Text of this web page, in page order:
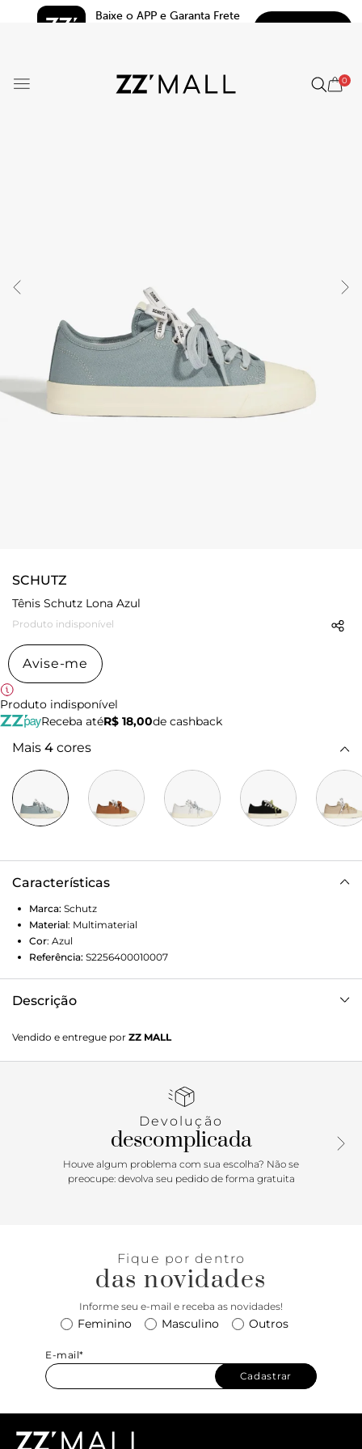
Baixe o APP e Garanta Frete
0
SCHUTZ
Tênis Schutz Lona Azul
Produto indisponível
Avise-me
Produto indisponível
Receba atéR$ 18,00de cashback
Mais 4 cores
Características
Marca: Schutz
Material: Multimaterial
Cor: Azul
Referência: S2256400010007
Descrição
azul traz um design casual e estiloso. O detalhe do cadarço
com logo Schutz adiciona um toque moderno e trendy,
compor looks descomplicados no dia a dia, com conforto e
Vendido e entregue por ZZ MALL
Devolução
descomplicada
Houve algum problema com sua escolha? Não se
preocupe: devolva seu pedido de forma gratuita
Fique por dentro
das novidades
Informe seu e-mail e receba as novidades!
Feminino Masculino Outros
E-mail*
Cadastrar